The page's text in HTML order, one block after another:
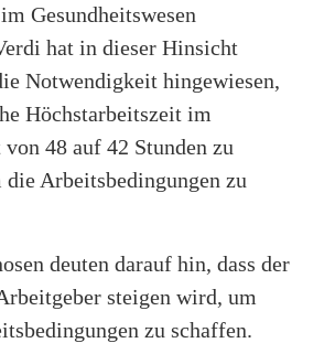
Gesundheitswesen
hat in dieser Hinsicht
Notwendigkeit hingewiesen,
Höchstarbeitszeit im
48 auf 42 Stunden zu
die Arbeitsbedingungen zu
deuten darauf hin, dass der
steigen wird, um
zu schaffen.